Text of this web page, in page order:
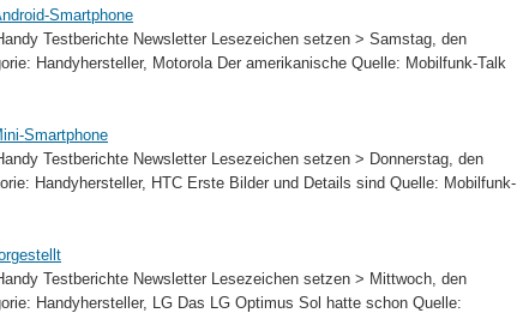
Smartphone
Testberichte Newsletter Lesezeichen setzen > Samstag, den
Handyhersteller, Motorola Der amerikanische Quelle: Mobilfunk-Talk
Smartphone
Testberichte Newsletter Lesezeichen setzen > Donnerstag, den
Handyhersteller, HTC Erste Bilder und Details sind Quelle: Mobilfunk-
Testberichte Newsletter Lesezeichen setzen > Mittwoch, den
Handyhersteller, LG Das LG Optimus Sol hatte schon Quelle: